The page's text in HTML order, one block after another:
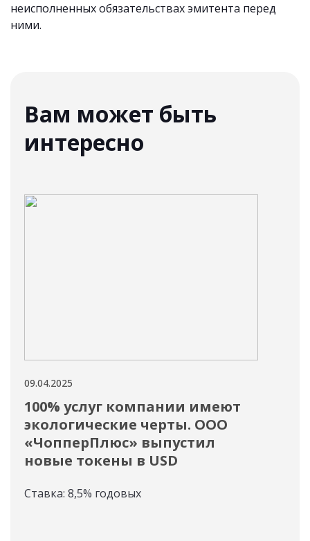
неисполненных обязательствах эмитента перед
ними.
Вам может быть
интересно
09.04.2025
100% услуг компании имеют
экологические черты. ООО
«ЧопперПлюс» выпустил
новые токены в USD
Ставка: 8,5% годовых